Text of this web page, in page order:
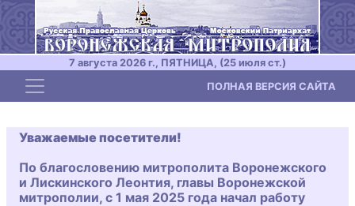
7 августа 2026 г., ПЯТНИЦА, (25 июля ст.)
Toggle navigation ПОЛНАЯ ВЕРСИЯ САЙТА
Уважаемые посетители!
По благословению митрополита Воронежского
и Лискинского Леонтия, главы Воронежской
митрополии, с 1 мая 2025 года начал работу